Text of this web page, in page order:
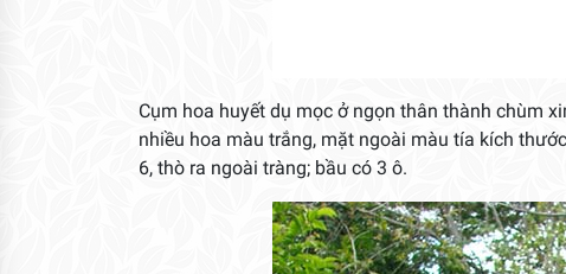
Cụm hoa huyết dụ mọc ở ngọn thân thành chùm
nhiều hoa màu trắng, mặt ngoài màu tía kích
6, thò ra ngoài tràng; bầu có 3 ô.